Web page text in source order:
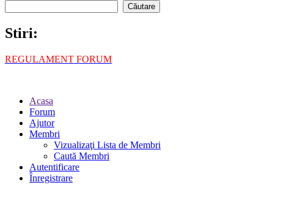
Stiri:
REGULAMENT FORUM
Acasa
Forum
Ajutor
Membri
Vizualizaţi Lista de Membri
Caută Membri
Autentificare
Înregistrare